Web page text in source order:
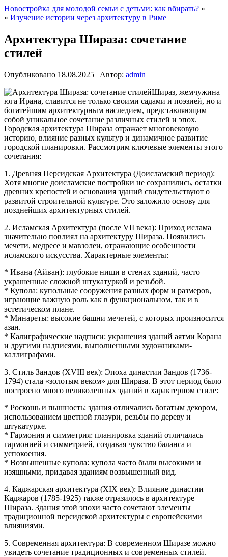
Новостройка для молодой семьи с детьми: как вбирать? »
« Изучение истории через архитектуру в Риме
Архитектура Шираза: сочетание
стилей
Опубликовано 18.08.2025 | Автор: admin
Шираз, жемчужина
юга Ирана, славится не только своими садами и поэзией, но и
богатейшим архитектурным наследием, представляющим
собой уникальное сочетание различных стилей и эпох.
Городская архитектура Шираза отражает многовековую
историю, влияние разных культур и динамичное развитие
городской планировки. Рассмотрим ключевые элементы этого
сочетания:
1. Древняя Персидская Архитектура (Доисламский период):
Хотя многие доисламские постройки не сохранились, остатки
древних крепостей и основания зданий свидетельствуют о
развитой строительной культуре. Это заложило основу для
позднейших архитектурных стилей.
2. Исламская Архитектура (после VII века): Приход ислама
значительно повлиял на архитектуру Шираза. Появились
мечети, медресе и мавзолеи, отражающие особенности
исламского искусства. Характерные элементы:
* Ивана (Айван): глубокие ниши в стенах зданий, часто
украшенные сложной штукатуркой и резьбой.
* Купола: купольные сооружения разных форм и размеров,
играющие важную роль как в функциональном, так и в
эстетическом плане.
* Минареты: высокие башни мечетей, с которых произносится
азан.
* Калиграфические надписи: украшения зданий аятми Корана
и другими надписями, выполненными художниками-
каллиграфами.
3. Стиль Зандов (XVIII век): Эпоха династии Зандов (1736-
1794) стала «золотым веком» для Шираза. В этот период было
построено много великолепных зданий в характерном стиле:
* Роскошь и пышность: здания отличались богатым декором,
использованием цветной глазури, резьбы по дереву и
штукатурке.
* Гармония и симметрия: планировка зданий отличалась
гармонией и симметрией, создавая чувство баланса и
успокоения.
* Возвышенные купола: купола часто были высокими и
изящными, придавая зданиям возвышенный вид.
4. Каджарская архитектура (XIX век): Влияние династии
Каджаров (1785-1925) также отразилось в архитектуре
Шираза. Здания этой эпохи часто сочетают элементы
традиционной персидской архитектуры с европейскими
влияниями.
5. Современная архитектура: В современном Ширазе можно
увидеть сочетание традиционных и современных стилей.